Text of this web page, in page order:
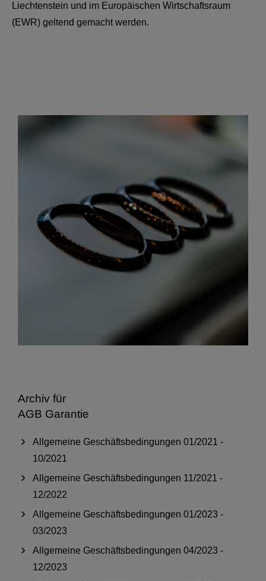
Liechtenstein und im Europäischen Wirtschaftsraum
(EWR) geltend gemacht werden.
Archiv für
AGB Garantie
Allgemeine Geschäftsbedingungen 01/2021 -
10/2021
Allgemeine Geschäftsbedingungen 11/2021 -
12/2022
Allgemeine Geschäftsbedingungen 01/2023 -
03/2023
Allgemeine Geschäftsbedingungen 04/2023 -
12/2023